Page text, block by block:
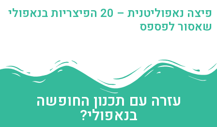
פיצה נאפוליטנית – 20 הפיצריות בנאפולי
שאסור לפספס
עזרה עם תכנון החופשה
בנאפולי?